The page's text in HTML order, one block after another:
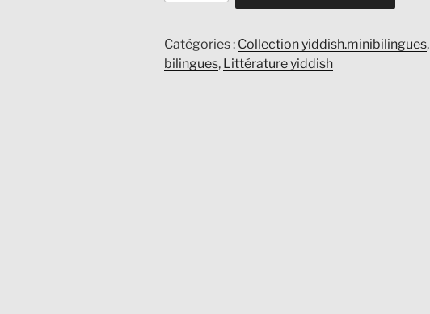
Catégories : Collection yiddish.minibilingues,
bilingues, Littérature yiddish